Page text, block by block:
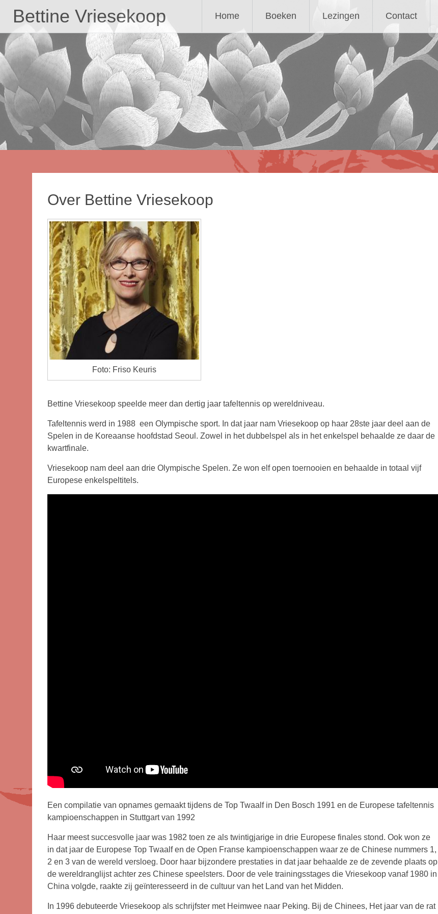
Bettine Vriesekoop
naar
inhoud
Home Boeken Lezingen Contact
Over Bettine Vriesekoop
Foto: Friso Keuris
Bettine Vriesekoop speelde meer dan dertig jaar tafeltennis op wereldniveau.
Tafeltennis werd in 1988 een Olympische sport. In dat jaar nam Vriesekoop op haar 28ste jaar deel aan de
Spelen in de Koreaanse hoofdstad Seoul. Zowel in het dubbelspel als in het enkelspel behaalde ze daar de
kwartfinale.
Vriesekoop nam deel aan drie Olympische Spelen. Ze won elf open toernooien en behaalde in totaal vijf
Europese enkelspeltitels.
Een compilatie van opnames gemaakt tijdens de Top Twaalf in Den Bosch 1991 en de Europese tafeltennis
kampioenschappen in Stuttgart van 1992
Haar meest succesvolle jaar was 1982 toen ze als twintigjarige in drie Europese finales stond. Ook won ze
in dat jaar de Europese Top Twaalf en de Open Franse kampioenschappen waar ze de Chinese nummers 1,
2 en 3 van de wereld versloeg. Door haar bijzondere prestaties in dat jaar behaalde ze de zevende plaats op
de wereldranglijst achter zes Chinese speelsters. Door de vele trainingsstages die Vriesekoop vanaf 1980 in
China volgde, raakte zij geïnteresseerd in de cultuur van het Land van het Midden.
In 1996 debuteerde Vriesekoop als schrijfster met Heimwee naar Peking. Bij de Chinees, Het jaar van de rat